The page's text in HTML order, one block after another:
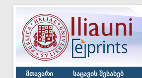
მთავარი საცავის შესახებ